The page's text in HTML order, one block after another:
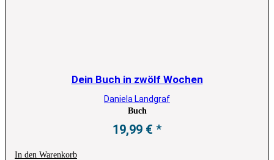
Dein Buch in zwölf Wochen
Daniela Landgraf
Buch
19,99 €
In den Warenkorb